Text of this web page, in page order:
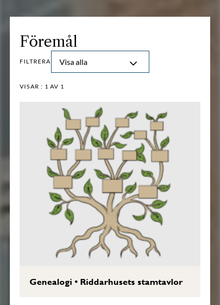
Föremål
FILTRERA Visa alla
VISAR : 1 AV 1
Genealogi • Riddarhusets stamtavlor